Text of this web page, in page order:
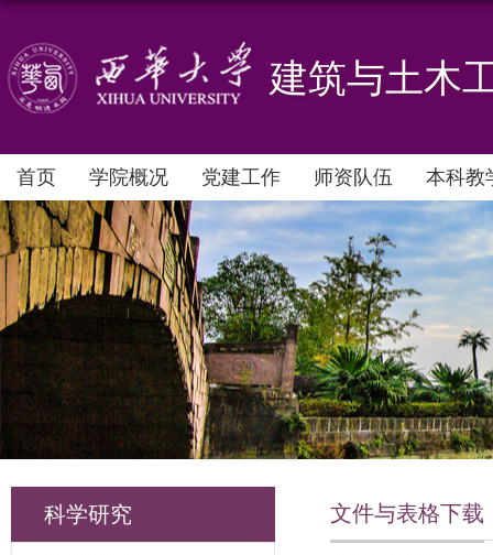
建筑与土木
首页 学院概况 党建工作 师资队伍 本科教
科学研究 文件与表格下载